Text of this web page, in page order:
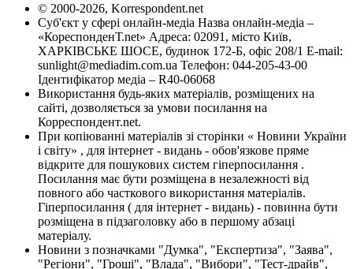
© 2000-2026, Korrespondent.net
Суб'єкт у сфері онлайн-медіа Назва онлайн-медіа –
«КореспонденТ.net» Адреса: 02091, місто Київ,
ХАРКІВСЬКЕ ШОСЕ, будинок 172-Б, офіс 208/1 E-mail:
sunlight@mediadim.com.ua Телефон: 044-205-43-00
Ідентифікатор медіа – R40-06068
Використання будь-яких матеріалів, розміщених на
сайті, дозволяється за умови посилання на
Корреспондент.net.
При копіюванні матеріалів зі сторінки « Новини України
і світу» , для інтернет - видань - обов'язкове пряме
відкрите для пошукових систем гіперпосилання .
Посилання має бути розміщена в незалежності від
повного або часткового використання матеріалів.
Гіперпосилання ( для інтернет - видань) - повинна бути
розміщена в підзаголовку або в першому абзаці
матеріалу.
Новини з позначками "Думка", "Експертиза", "Заява",
"Регіони", "Гроші", "Влада", "Вибори", "Тест-драйв",